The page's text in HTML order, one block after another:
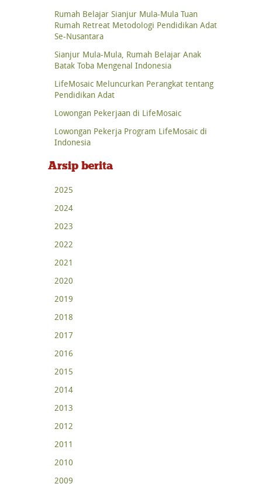
Rumah Belajar Sianjur Mula-Mula Tuan
Rumah Retreat Metodologi Pendidikan Adat
Se-Nusantara
Sianjur Mula-Mula, Rumah Belajar Anak
Batak Toba Mengenal Indonesia
LifeMosaic Meluncurkan Perangkat tentang
Pendidikan Adat
Lowongan Pekerjaan di LifeMosaic
Lowongan Pekerja Program LifeMosaic di
Indonesia
Arsip berita
2025
2024
2023
2022
2021
2020
2019
2018
2017
2016
2015
2014
2013
2012
2011
2010
2009